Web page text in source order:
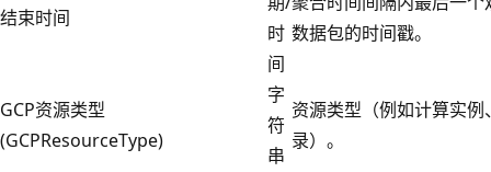
结束时间
时
间
数据包的时间戳。
GCP资源类型
(GCPResourceType)
字
符
串
资源类型（例如计算实例
录）。